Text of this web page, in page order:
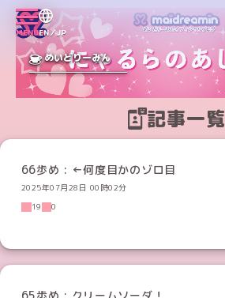
MENUEN／JP
めいどりーみん
記事一覧
66歩め : ←何度目かのゾロ目
2025年07月28日 00時02分
19
0
65歩め : クリームソーダ！